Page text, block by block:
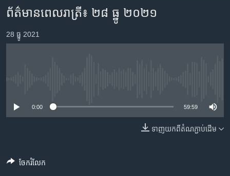
ទំព័រ​
ព័ត៌មាន​​
តែ​
ម្តង
រចនា
ចូល​
ហេឡូវីអូអេ
កម្ពុជាច្នៃប្រតិដ្ឋ
កម្មវិធីទាំងអស់
បណ្តាញ​សង្គម
YouTube Music
ព័ត៌មានពេលរាត្រី៖ ២៨ ធ្នូ ២០២១
28 ធ្នូ 2021
0:00 59:59
ទាញ​យក​ពី​តំណភ្ជាប់​ដើម
ចែករំលែក